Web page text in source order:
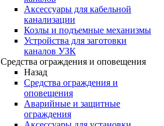
Аксессуары для кабельной
канализации
Козлы и подъемные механизмы
Устройства для заготовки
каналов УЗК
Средства ограждения и оповещения
Назад
Средства ограждения и
оповещения
Аварийные и защитные
ограждения